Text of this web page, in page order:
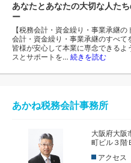
あなたとあなたの大切な人た
ー
【税務会計・資金繰り・事業承継
会計・資金繰り・事業承継のすべ
皆様が安心して本業に専念できる
スとサポートを… 続きを読む
あかね税務会計事務所
大阪府大阪
町ビル３階
アクセス